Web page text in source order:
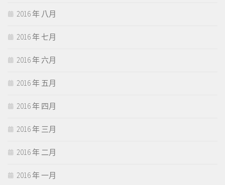
2016 年 八月
2016 年 七月
2016 年 六月
2016 年 五月
2016 年 四月
2016 年 三月
2016 年 二月
2016 年 一月